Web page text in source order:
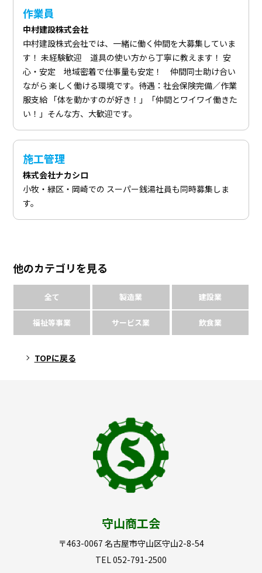
作業員
中村建設株式会社
中村建設株式会社では、一緒に働く仲間を大募集していま
す！ 未経験歓迎 道具の使い方から丁寧に教えます！ 安
心・安定 地域密着で仕事量も安定！ 仲間同士助け合い
ながら 楽しく働ける環境です。待遇：社会保険完備／作業
服支給 「体を動かすのが好き！」「仲間とワイワイ働きた
い！」そんな方、大歓迎です。
施工管理
株式会社ナカシロ
小牧・緑区・岡崎での スーパー銭湯社員も同時募集しま
す。
他のカテゴリを見る
全て 製造業 建設業
福祉等事業 サービス業 飲食業
TOPに戻る
守山商工会
〒463-0067 名古屋市守山区守山2-8-54
TEL 052-791-2500